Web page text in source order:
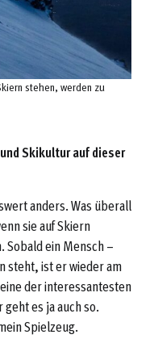
stehen, werden zu
Skikultur auf dieser
anders. Was überall
sie auf Skiern
Sobald ein Mensch –
steht, ist er wieder am
der interessantesten
es ja auch so.
Spielzeug.